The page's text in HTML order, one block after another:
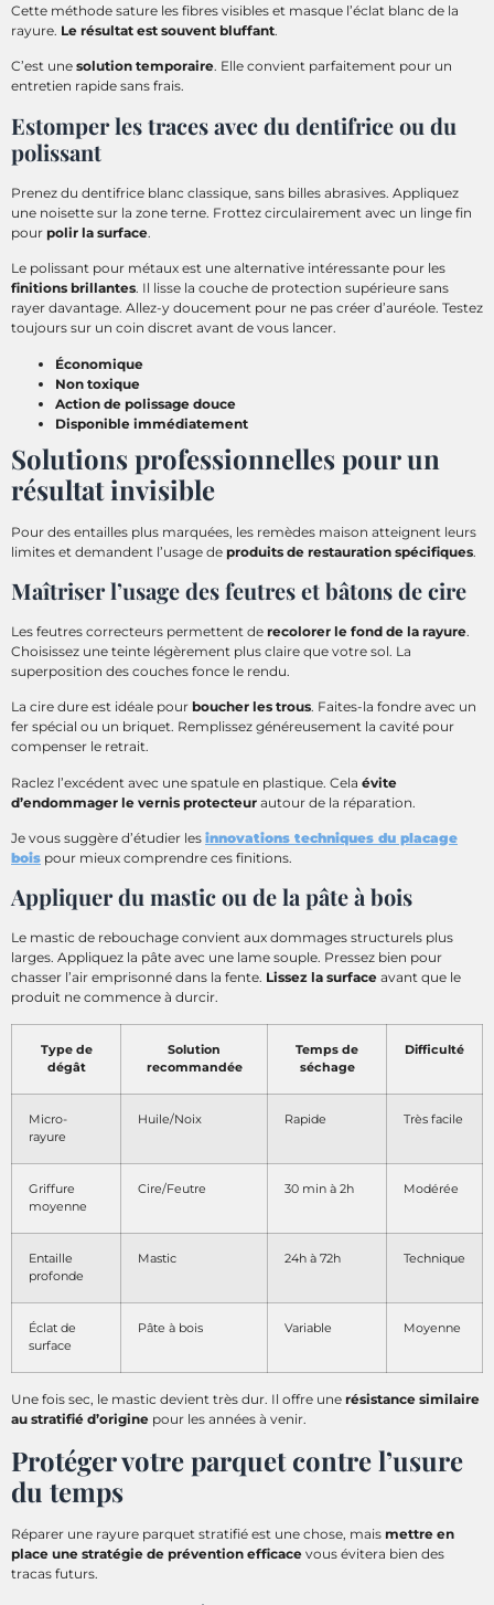
Cette méthode sature les fibres visibles et masque l’éclat blanc de la
rayure. Le résultat est souvent bluffant.
C’est une solution temporaire. Elle convient parfaitement pour un
entretien rapide sans frais.
Estomper les traces avec du dentifrice ou du
polissant
Prenez du dentifrice blanc classique, sans billes abrasives. Appliquez
une noisette sur la zone terne. Frottez circulairement avec un linge fin
pour polir la surface.
Le polissant pour métaux est une alternative intéressante pour les
finitions brillantes. Il lisse la couche de protection supérieure sans
rayer davantage. Allez-y doucement pour ne pas créer d’auréole. Testez
toujours sur un coin discret avant de vous lancer.
Économique
Non toxique
Action de polissage douce
Disponible immédiatement
Solutions professionnelles pour un
résultat invisible
Pour des entailles plus marquées, les remèdes maison atteignent leurs
limites et demandent l’usage de produits de restauration spécifiques.
Maîtriser l’usage des feutres et bâtons de cire
Les feutres correcteurs permettent de recolorer le fond de la rayure.
Choisissez une teinte légèrement plus claire que votre sol. La
superposition des couches fonce le rendu.
La cire dure est idéale pour boucher les trous. Faites-la fondre avec un
fer spécial ou un briquet. Remplissez généreusement la cavité pour
compenser le retrait.
Raclez l’excédent avec une spatule en plastique. Cela évite
d’endommager le vernis protecteur autour de la réparation.
Je vous suggère d’étudier les innovations techniques du placage
bois pour mieux comprendre ces finitions.
Appliquer du mastic ou de la pâte à bois
Le mastic de rebouchage convient aux dommages structurels plus
larges. Appliquez la pâte avec une lame souple. Pressez bien pour
chasser l’air emprisonné dans la fente. Lissez la surface avant que le
produit ne commence à durcir.
Type de
dégât
Solution
recommandée
Temps de
séchage
Difficulté
Micro-
rayure
Huile/Noix Rapide Très facile
Griffure
moyenne
Cire/Feutre 30 min à 2h Modérée
Entaille
profonde
Mastic 24h à 72h Technique
Éclat de
surface
Pâte à bois Variable Moyenne
Une fois sec, le mastic devient très dur. Il offre une résistance similaire
au stratifié d’origine pour les années à venir.
Protéger votre parquet contre l’usure
du temps
Réparer une rayure parquet stratifié est une chose, mais mettre en
place une stratégie de prévention efficace vous évitera bien des
tracas futurs.